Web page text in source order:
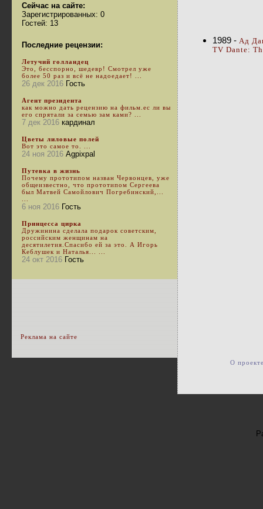
1989 - Ад
TV Dante:
Сейчас на сайте:
Зарегистрированных: 0
Гостей: 13
Последние рецензии:
Летучий голландец
Это, бесспорно, шедевр! Смотрел уже
более 50 раз и всё не надоедает! ...
26 дек 2016 Гость
Агент президента
как можно дать рецензию на фильм.ес ли вы
его спрятали за семью зам ками? ...
7 дек 2016 кардинал
Цветы лиловые полей
Вот это самое то. ...
24 ноя 2016 Agpixpal
Путевка в жизнь
Почему прототипом назван Червонцев, уже
общеизвестно, что прототипом Сергеева
был Матвей Самойлович Погребинский,...
6 ноя 2016 Гость
Принцесса цирка
Дружинина сделала подарок советским,
российским женщинам на
десятилетия.Спасибо ей за это. А Игорь
Кеблушек и Наталья... ...
24 окт 2016 Гость
Реклама на сайте
О